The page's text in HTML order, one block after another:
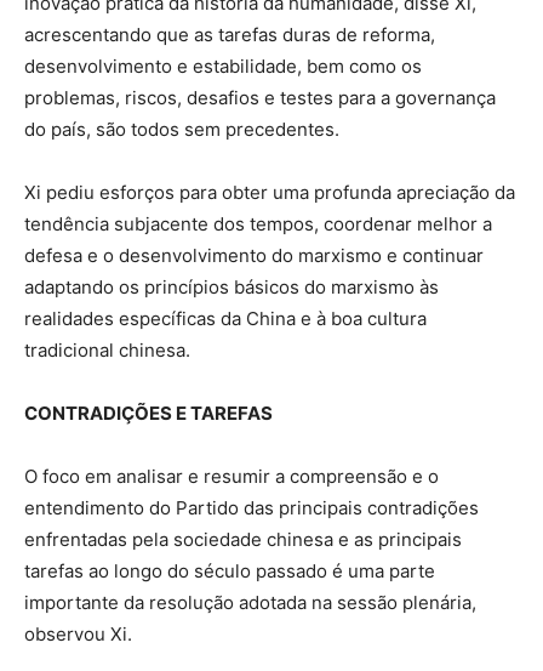
acrescentando que as tarefas duras de reforma,
desenvolvimento e estabilidade, bem como os
problemas, riscos, desafios e testes para a governança
do país, são todos sem precedentes.
Xi pediu esforços para obter uma profunda apreciação da
tendência subjacente dos tempos, coordenar melhor a
defesa e o desenvolvimento do marxismo e continuar
adaptando os princípios básicos do marxismo às
realidades específicas da China e à boa cultura
tradicional chinesa.
CONTRADIÇÕES E TAREFAS
O foco em analisar e resumir a compreensão e o
entendimento do Partido das principais contradições
enfrentadas pela sociedade chinesa e as principais
tarefas ao longo do século passado é uma parte
importante da resolução adotada na sessão plenária,
observou Xi.